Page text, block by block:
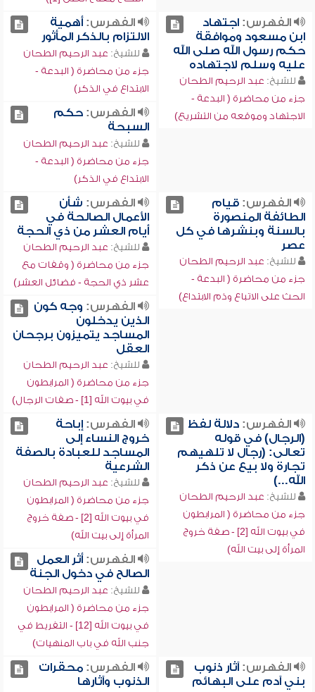
الفهرس:اجتهاد
ابن مسعود وموافقة
حكم رسول الله صلى الله
عليه وسلم لاجتهاده
للشيخ: عبد الرحيم الطحان
جزء من محاضرة ( البدعة -
الاجتهاد وموقعه من التشريع)
الفهرس:أهمية
الالتزام بالذكر المأثور
للشيخ: عبد الرحيم الطحان
جزء من محاضرة ( البدعة -
الابتداع في الذكر)
الفهرس:حكم
السبحة
للشيخ: عبد الرحيم الطحان
جزء من محاضرة ( البدعة -
الابتداع في الذكر)
الفهرس:قيام
الطائفة المنصورة
بالسنة وبنشرها في كل
عصر
للشيخ: عبد الرحيم الطحان
جزء من محاضرة ( البدعة -
الحث على الاتباع وذم الابتداع)
الفهرس: شأن
الأعمال الصالحة في
أيام العشر من ذي الحجة
للشيخ: عبد الرحيم الطحان
جزء من محاضرة ( وقفات مع
عشر ذي الحجة - فضائل العشر)
الفهرس: وجه كون
الذين يدخلون
المساجد يتميزون برجحان
العقل
للشيخ: عبد الرحيم الطحان
جزء من محاضرة ( المرابطون
في بيوت الله [1] - صفات الرجال)
الفهرس:دلالة لفظ
(الرجال) في قوله
تعالى: (رجال لا تلهيهم
تجارة ولا بيع عن ذكر
الله...)
للشيخ: عبد الرحيم الطحان
جزء من محاضرة ( المرابطون
في بيوت الله [2] - صفة خروج
المرأة إلى بيت الله)
الفهرس:إباحة
خروج النساء إلى
المساجد للعبادة بالصفة
الشرعية
للشيخ: عبد الرحيم الطحان
جزء من محاضرة ( المرابطون
في بيوت الله [2] - صفة خروج
المرأة إلى بيت الله)
الفهرس:أثر العمل
الصالح في دخول الجنة
للشيخ: عبد الرحيم الطحان
جزء من محاضرة ( المرابطون
في بيوت الله [12] - التفريط في
جنب الله في باب المنهيات)
الفهرس:آثار ذنوب
بني آدم على البهائم
الفهرس:محقرات
الذنوب وآثارها